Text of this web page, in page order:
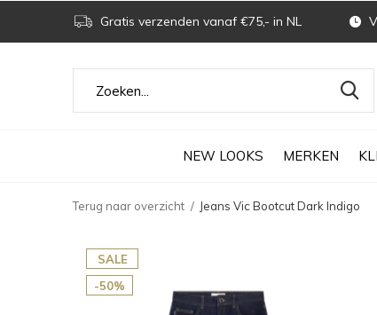
NEW LOOKS MERKEN
Gratis verzenden vanaf €75,- in NL
Terug naar overzicht Jeans Vic Bootcut Dark Indigo
SALE
-50%